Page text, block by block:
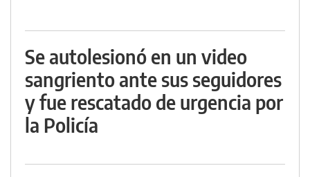
Se autolesionó en un video
sangriento ante sus seguidores
y fue rescatado de urgencia por
la Policía